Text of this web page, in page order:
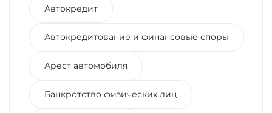
Автокредит
Автокредитование и финансовые споры
Арест автомобиля
Банкротство физических лиц